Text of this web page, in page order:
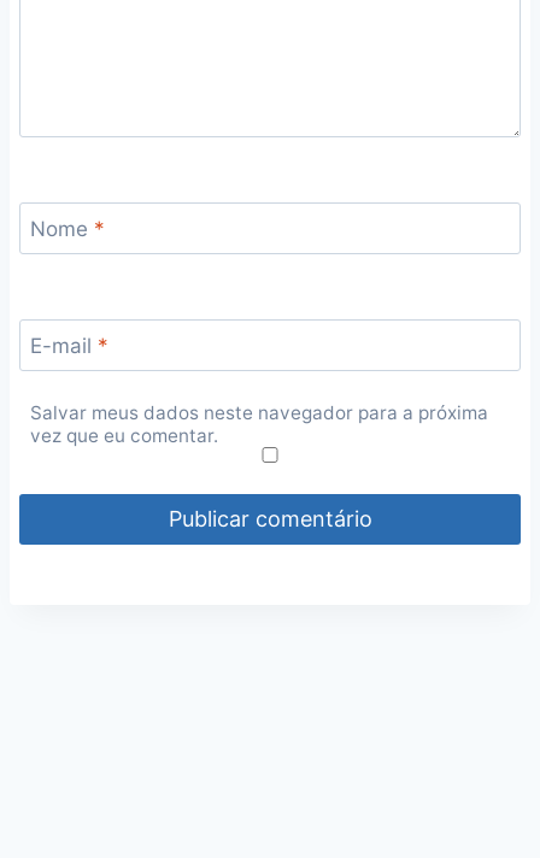
Nome *
E-mail *
Salvar meus dados neste navegador para a próxima
vez que eu comentar.